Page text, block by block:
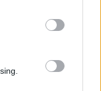
número uno del
con ganadores